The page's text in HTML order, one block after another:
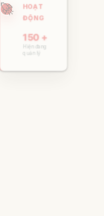
🚀
HOẠT
ĐỘNG
150 +
Hiện đang
quản lý